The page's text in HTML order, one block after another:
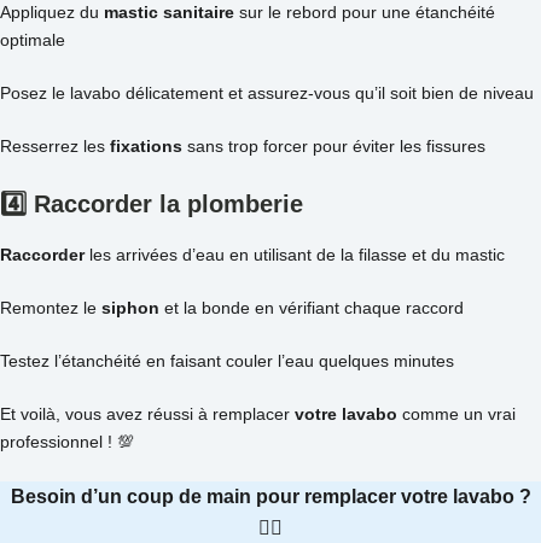
Appliquez du mastic sanitaire sur le rebord pour une étanchéité
optimale
Posez le lavabo délicatement et assurez-vous qu’il soit bien de niveau
Resserrez les fixations sans trop forcer pour éviter les fissures
4️⃣ Raccorder la plomberie
Raccorderles arrivées d’eau en utilisant de la filasse et du mastic
Remontez le siphon et la bonde en vérifiant chaque raccord
Testez l’étanchéité en faisant couler l’eau quelques minutes
Et voilà, vous avez réussi à remplacer votre lavabo comme un vrai
professionnel ! 💯
Besoin d’un coup de main pour remplacer votre lavabo ?
🙋‍♂️